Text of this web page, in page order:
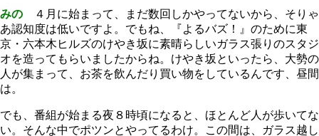
みの ４月に始まって、まだ数回しかやってないから、そりゃ
あ認知度は低いですよ。でもね、『よるバズ！』のために東
京・六本木ヒルズのけやき坂に素晴らしいガラス張りのスタジ
オを造ってもらいましたからね。けやき坂といったら、大勢の
人が集まって、お茶を飲んだり買い物をしているんです、昼間
は。
でも、番組が始まる夜８時頃になると、ほとんど人が歩いてな
い。そんな中でポツンとやってるわけ。この間は、ガラス越し